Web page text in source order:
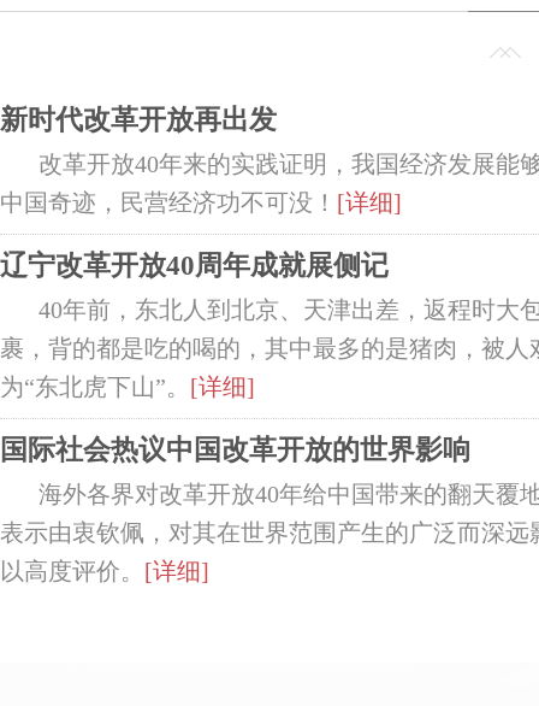
新时代改革开放再出发
改革开放40年来的实践证明，我国经济发展能
中国奇迹，民营经济功不可没！ [详细]
辽宁改革开放40周年成就展侧记
40年前，东北人到北京、天津出差，返程时大
裹，背的都是吃的喝的，其中最多的是猪肉，被人
为“东北虎下山”。 [详细]
国际社会热议中国改革开放的世界影响
海外各界对改革开放40年给中国带来的翻天覆
表示由衷钦佩，对其在世界范围产生的广泛而深远
以高度评价。 [详细]